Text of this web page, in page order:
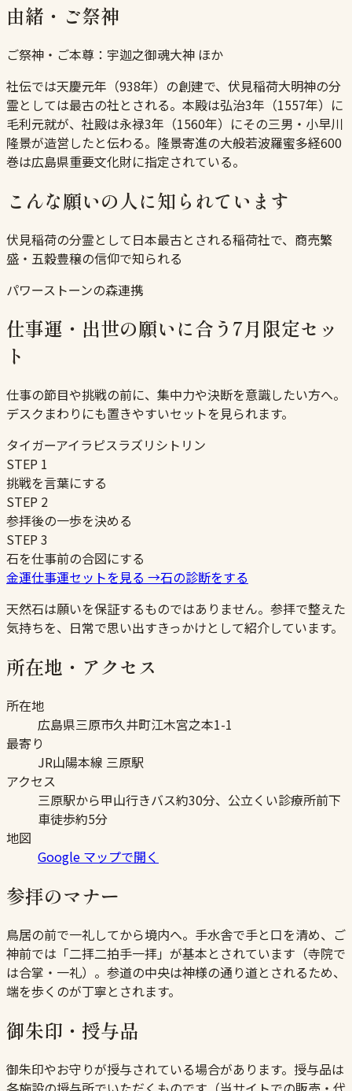
由緒・ご祭神
ご祭神・ご本尊： 宇迦之御魂大神 ほか
社伝では天慶元年（938年）の創建で、伏見稲荷大明神の分
霊としては最古の社とされる。本殿は弘治3年（1557年）に
毛利元就が、社殿は永禄3年（1560年）にその三男・小早川
隆景が造営したと伝わる。隆景寄進の大般若波羅蜜多経600
巻は広島県重要文化財に指定されている。
こんな願いの人に知られています
伏見稲荷の分霊として日本最古とされる稲荷社で、商売繁
盛・五穀豊穣の信仰で知られる
パワーストーンの森連携
仕事運・出世の願いに合う7月限定セッ
ト
仕事の節目や挑戦の前に、集中力や決断を意識したい方へ。
デスクまわりにも置きやすいセットを見られます。
タイガーアイラピスラズリ シトリン
STEP 1
挑戦を言葉にする
STEP 2
参拝後の一歩を決める
STEP3
石を仕事前の合図にする
金運仕事運セットを見る →石の診断をする
天然石は願いを保証するものではありません。参拝で整えた
気持ちを、日常で思い出すきっかけとして紹介しています。
所在地・アクセス
所在地
広島県三原市久井町江木宮之本1-1
最寄り
JR山陽本線 三原駅
アクセス
三原駅から甲山行きバス約30分、公立くい診療所前下
車徒歩約5分
地図
Google マップで開く
参拝のマナー
鳥居の前で一礼してから境内へ。手水舎で手と口を清め、ご
神前では「二拝二拍手一拝」が基本とされています（寺院で
は合掌・一礼）。参道の中央は神様の通り道とされるため、
端を歩くのが丁寧とされます。
御朱印・授与品
御朱印やお守りが授与されている場合があります。授与品は